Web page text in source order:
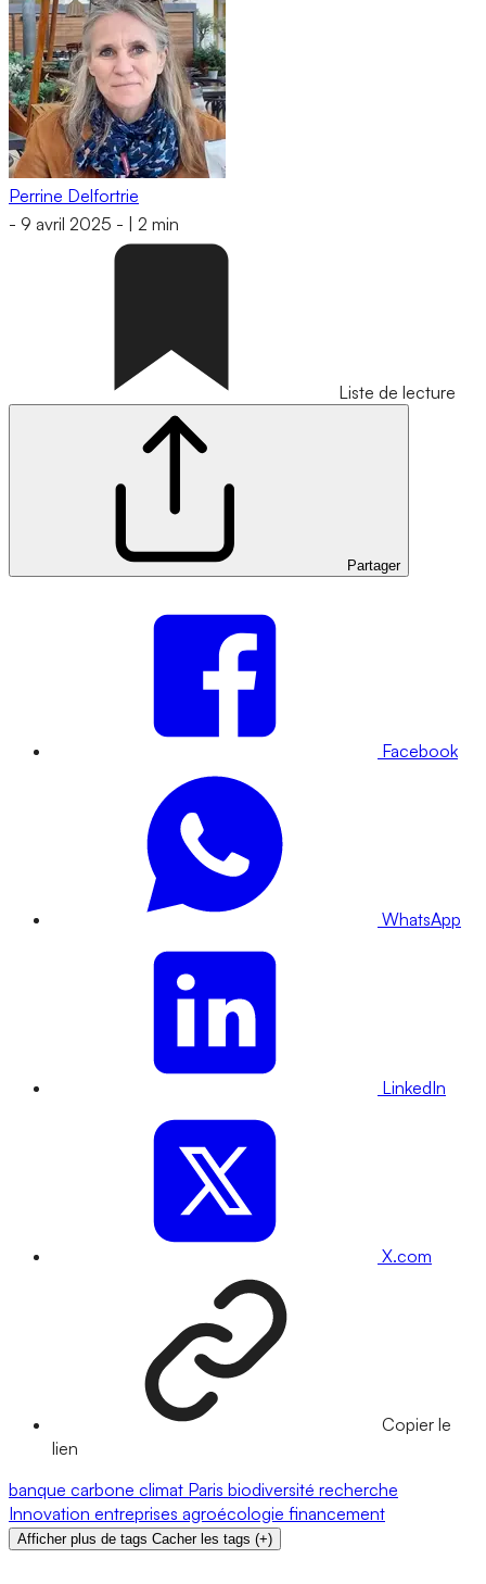
Perrine Delfortrie
- 9 avril 2025 - 2 min
Liste de lecture
Partager
Facebook
WhatsApp
LinkedIn
X.com
Copier le
lien
banque carbone climat Paris biodiversité recherche
Innovation entreprises agroécologie financement
Afficher plus de tags Cacher les tags (+)